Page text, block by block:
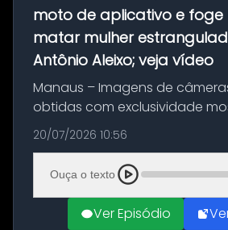
moto de aplicativo e
matar mulher
Antônio Aleixo; veja vídeo
Manaus – Imagens de
obtidas com exclusividade
momento da fuga do principal
morte de Larissa Araújo, de 28
ocorreu na noite deste último
20/07/2026 10:56
Ouça o texto
Ver Episódio